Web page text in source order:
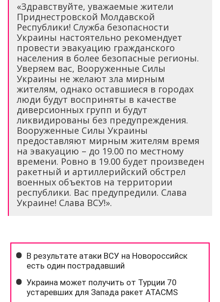
«Здравствуйте, уважаемые жители
Приднестровской Молдавской
Республики! Служба безопасности
Украины настоятельно рекомендует
провести эвакуацию гражданского
населения в более безопасные регионы.
Уверяем вас, Вооруженные Силы
Украины не желают зла мирным
жителям, однако оставшиеся в городах
люди будут восприняты в качестве
диверсионных групп и будут
ликвидированы без предупреждения.
Вооруженные Силы Украины
предоставляют мирным жителям время
на эвакуацию – до 19.00 по местному
времени. Ровно в 19.00 будет произведен
ракетный и артиллерийский обстрел
военных объектов на территории
республики. Вас предупредили. Слава
Украине! Слава ВСУ!».